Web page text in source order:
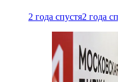
2 года спустя2 года